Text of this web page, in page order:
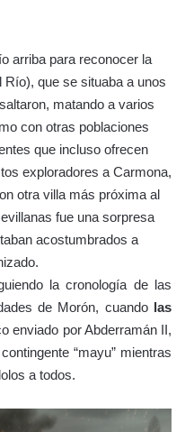
arriba para reconocer la
que se situaba a unos
matando a varios
con otras poblaciones
que incluso ofrecen
exploradores a Carmona,
otra villa más próxima al
fue una sorpresa
acostumbrados a
la cronología de las
de Morón, cuando las
enviado por Abderramán II,
“mayu” mientras
a todos.